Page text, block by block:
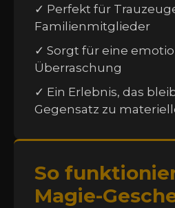
✓ Perfekt für
Familienmitglieder
✓ Sorgt für eine
Überraschung
✓ Ein Erlebnis, das
Gegensatz zu
So
Magie-